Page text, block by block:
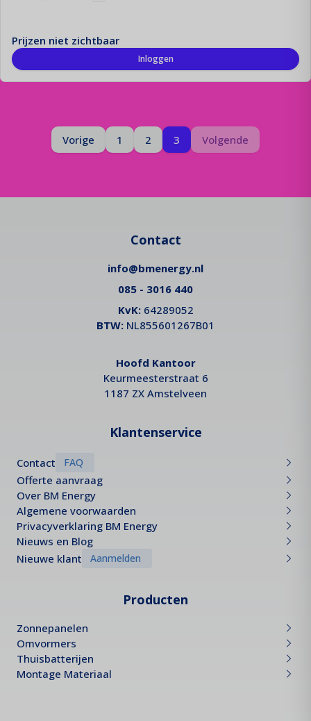
Prijzen niet zichtbaar
Inloggen
Vorige
Pagina 1 2 Je bent op pagina
3 Volgende
Pagina
Contact
info@bmenergy.nl
085 - 3016 440
KvK:64289052
BTW: NL855601267B01
Hoofd Kantoor
Keurmeesterstraat 6
1187 ZX Amstelveen
Klantenservice
Contact FAQ
Offerte aanvraag
Over BM Energy
Algemene voorwaarden
Privacyverklaring BM Energy
Nieuws en Blog
Nieuwe klant
Aanmelden
Producten
Zonnepanelen
Omvormers
Thuisbatterijen
Montage Materiaal